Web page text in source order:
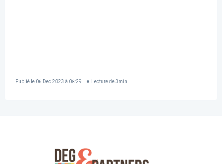
Publié le 06 Dec 2023 à 08:29 Lecture de 3min